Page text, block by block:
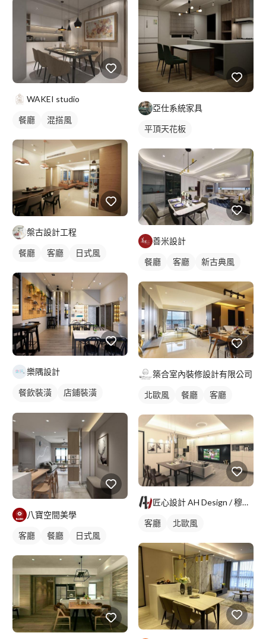
WAKEI studio
餐廳 混搭風
槃古設計工程
餐廳 客廳 日式風
樂隅設計
餐飲裝潢
店鋪裝潢
八寶空間美學
客廳 餐廳 日式風
亞仕系統家具
平頂天花板
善米設計
餐廳 客廳 新古典風
築合室內裝修設計有限公司
北歐風 餐廳 客廳
匠心設計 AH Design / 穆達比 Mudabe
客廳 北歐風